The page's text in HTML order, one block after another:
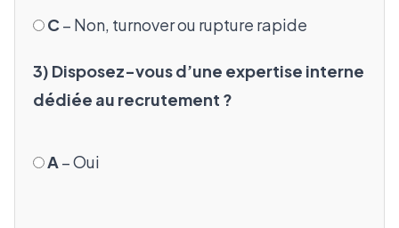
C– Non, turnover ou rupture rapide
3) Disposez-vous d’une expertise interne
dédiée au recrutement ?
A – Oui